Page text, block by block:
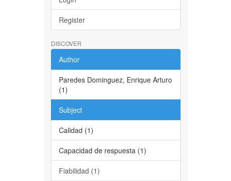
Register
DISCOVER
Author
Paredes Dominguez, Enrique Arturo
(1)
Subject
Calidad (1)
Capacidad de respuesta (1)
Fiabilidad (1)